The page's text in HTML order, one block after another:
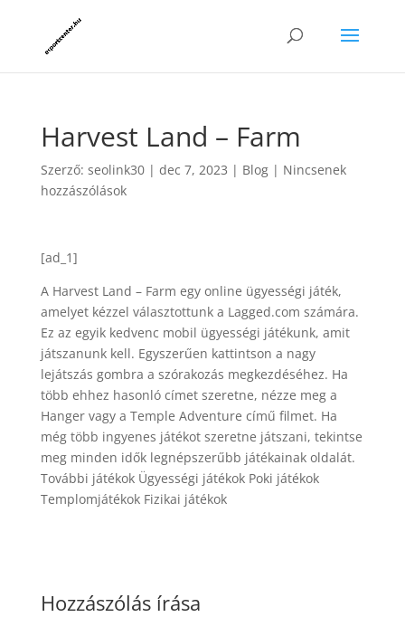
Harvest Land – Farm
Szerző: seolink30| dec 7, 2023 | Blog| Nincsenek
hozzászólások
[ad_1]
A Harvest Land – Farm egy online ügyességi játék,
amelyet kézzel választottunk a Lagged.com számára.
Ez az egyik kedvenc mobil ügyességi játékunk, amit
játszanunk kell. Egyszerűen kattintson a nagy
lejátszás gombra a szórakozás megkezdéséhez. Ha
több ehhez hasonló címet szeretne, nézze meg a
Hanger vagy a Temple Adventure című filmet. Ha
még több ingyenes játékot szeretne játszani, tekintse
meg minden idők legnépszerűbb játékainak oldalát.
További játékok Ügyességi játékok Poki játékok
Templomjátékok Fizikai játékok
Hozzászólás írása